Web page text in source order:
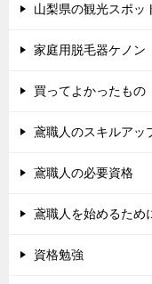
山梨県の観光スポッ
家庭用脱毛器ケノン
買ってよかったもの
鳶職人のスキルアッ
鳶職人の必要資格
鳶職人を始めるため
資格勉強